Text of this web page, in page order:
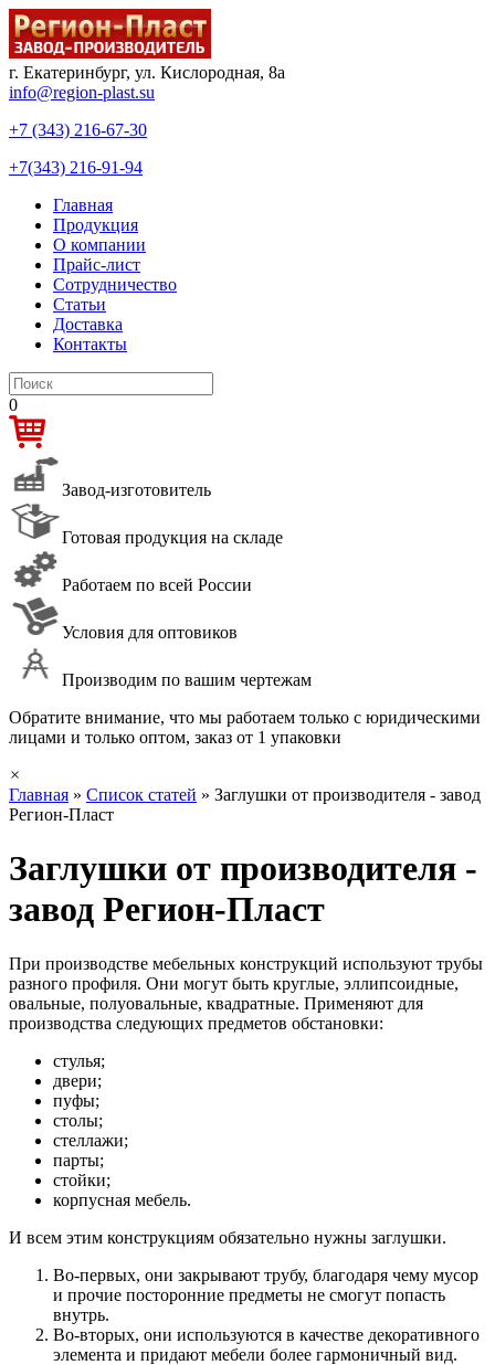
г. Екатеринбург, ул. Кислородная, 8а
info@region-plast.su
+7 (343) 216-67-30
+7(343) 216-91-94
Главная
Продукция
О компании
Прайс-лист
Сотрудничество
Статьи
Доставка
Контакты
0
Завод-изготовитель
Готовая продукция на складе
Работаем по всей России
Условия для оптовиков
Производим по вашим чертежам
Обратите внимание, что мы работаем только с юридическими
лицами и только оптом, заказ от 1 упаковки
×
Главная » Список статей » Заглушки от производителя - завод
Регион-Пласт
Заглушки от производителя -
завод Регион-Пласт
При производстве мебельных конструкций используют трубы
разного профиля. Они могут быть круглые, эллипсоидные,
овальные, полуовальные, квадратные. Применяют для
производства следующих предметов обстановки:
стулья;
двери;
пуфы;
столы;
стеллажи;
парты;
стойки;
корпусная мебель.
И всем этим конструкциям обязательно нужны заглушки.
Во-первых, они закрывают трубу, благодаря чему мусор
и прочие посторонние предметы не смогут попасть
внутрь.
Во-вторых, они используются в качестве декоративного
элемента и придают мебели более гармоничный вид.